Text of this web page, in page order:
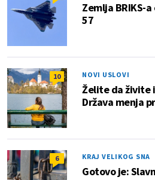
Zemlja BRIKS-
57
10 NOVI USLOVI
Želite da živite
Država menja
6 KRAJ VELIKOG SNA
Gotovo je: